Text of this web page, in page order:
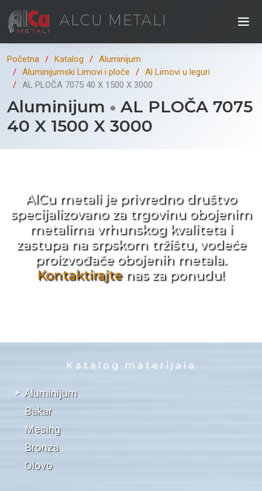
ALCU METALI
Početna Katalog
Aluminijum
Aluminijumski Limovi i ploče
Al Limovi u leguri
AL PLOČA 7075 40 X 1500 X 3000
Aluminijum
AL PLOČA 7075
40 X 1500 X 3000
AlCu metali je privredno društvo
specijalizovano za trgovinu obojenim
metalima vrhunskog kvaliteta i
zastupa na srpskom tržištu, vodeće
proizvođače obojenih metala.
Kontaktirajtenas za ponudu!
Katalog materijala
Aluminijum
Bakar
Mesing
Bronza
Olovo